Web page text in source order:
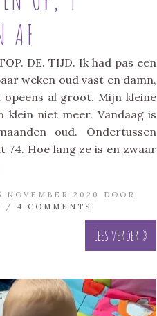
AF
DE. TIJD. Ik had pas een
weken oud vast en damn,
opeens al groot. Mijn kleine
klein niet meer. Vandaag is
oud. Ondertussen
74. Hoe lang ze is en zwaar
NOVEMBER 2020 DOOR
/ 4 COMMENTS
Lees verder »